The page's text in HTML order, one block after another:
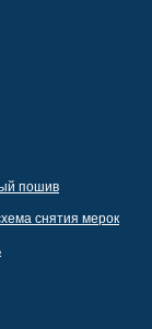
пошив
снятия мерок